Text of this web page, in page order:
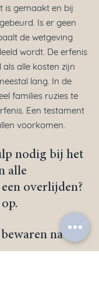
is gemaakt en bij
Is er geen
de wetgeving
wordt. De erfenis
alle kosten zijn
lang. In de
families ruzies te
Een testament
voorkomen.
nodig bij het
alle
overlijden?
na